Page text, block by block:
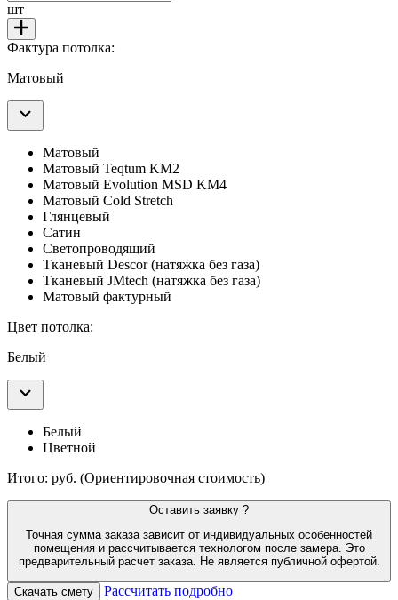
шт
Фактура потолка:
Матовый
Матовый
Матовый Teqtum KM2
Матовый Evolution MSD KM4
Матовый Cold Stretch
Глянцевый
Cатин
Светопроводящий
Тканевый Descor (натяжка без газа)
Тканевый JMtech (натяжка без газа)
Матовый фактурный
Цвет потолка:
Белый
Белый
Цветной
Итого: руб. (Ориентировочная стоимость)
Оставить заявку ?
Точная сумма заказа зависит от индивидуальных особенностей
помещения и рассчитывается технологом после замера. Это
предварительный расчет заказа. Не является публичной офертой.
Скачать смету Рассчитать подробно